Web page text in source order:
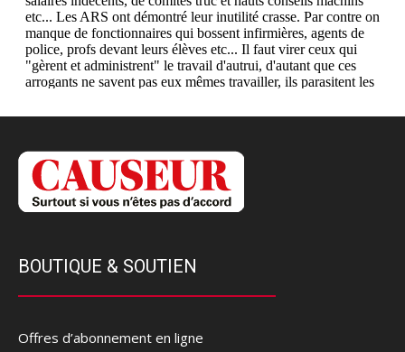
BOUTIQUE & SOUTIEN
Offres d’abonnement en ligne